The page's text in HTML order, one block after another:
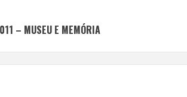
– MUSEU E MEMÓRIA